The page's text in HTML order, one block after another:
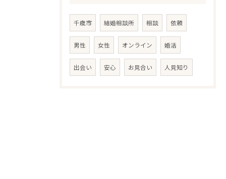
千歳市 結婚相談所 相談 依頼
男性 女性 オンライン 婚活
出会い 安心 お見合い 人見知り